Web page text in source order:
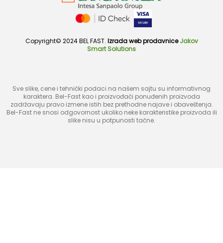
Copyright© 2024 BEL FAST. Izrada web prodavnice Jakov
Smart Solutions
Sve slike, cene i tehnički podaci na našem sajtu su informativnog
karaktera. Bel-Fast kao i proizvođači ponuđenih proizvoda
zadržavaju pravo izmene istih bez prethodne najave i obaveštenja.
Bel-Fast ne snosi odgovornost ukoliko neke karakteristike proizvoda ili
slike nisu u potpunosti tačne.